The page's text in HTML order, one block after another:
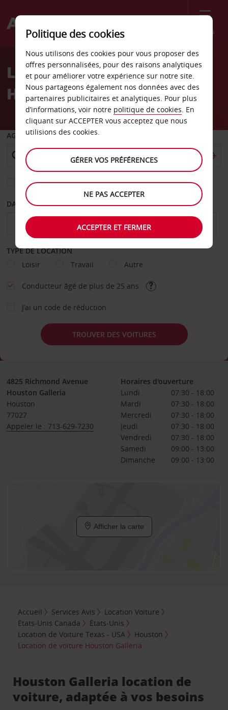
Menu
Welcome
AvisLocation de voiture
Houston Galleria
AGENCE DE DÉPART
Sélectionnez une autre agence de retour
DATE DE DÉPART DATE DE RETOUR
TYPE DE LOCATION
Loisir
Travail Autre
Conducteur âgé de plus de 25 ans
J’ai un code de réduction
TROUVER DES VOITURES
4825 Richmond Avenue
Houston Galleria
Houston
77027
Appeler le : 713-629-7230
Horaires d'ouverture
Lundi
07:30 - 18:00
Mardi
07:30 - 18:00
Mercredi
07:30 - 18:00
Jeudi
07:30 - 18:00
Vendredi
07:30 - 18:00
Samedi
09:00 - 13:00
Dimanche
09:00 - 13:00
Afficher la carte
Accueil Services Avis
Location Voiture
États-Unis Canada
États-Unis
Location de Voiture Texas - USA
Houston
Location de voiture Houston Galleria
Houston Galleria location de
voiture, adaptée à vos besoins
Politique des cookies
Nous utilisons des cookies pour vous proposer des
offres personnalisées, pour des raisons analytiques
et pour améliorer votre expérience sur notre site.
Nous partageons également nos données avec des
partenaires publicitaires et analytiques. Pour plus
d’informations, voir notre politique de cookies. En
cliquant sur ACCEPTER vous acceptez que nous
utilisions des cookies.
GÉRER VOS PRÉFÉRENCES
NE PAS ACCEPTER
ACCEPTER ET FERMER